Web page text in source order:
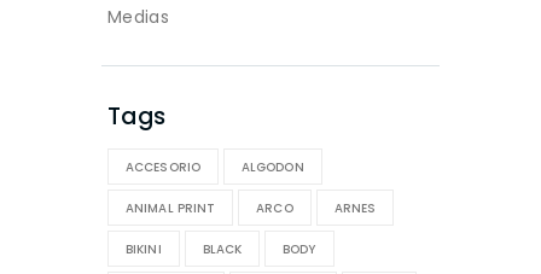
Medias
Tags
ACCESORIO ALGODON
ANIMAL PRINT ARCO ARNES
BIKINI BLACK BODY